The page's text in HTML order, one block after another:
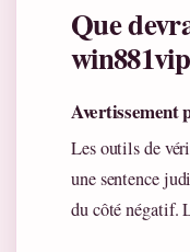
Que
Avertissement
Les outils de
une sentence
du côté négatif.